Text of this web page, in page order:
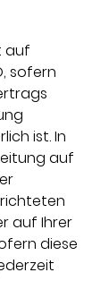
auf
sofern
ist. In
auf
auf Ihrer
diese